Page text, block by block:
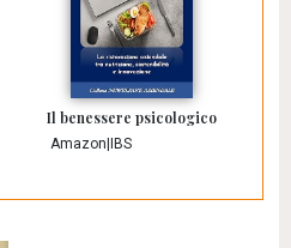
Il benessere psicologico
Amazon IBS